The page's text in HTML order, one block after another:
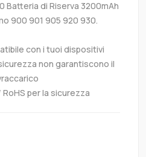
Batteria di Riserva 3200mAh
900 901 905 920 930.
con i tuoi dispositivi
non garantiscono il
per la sicurezza